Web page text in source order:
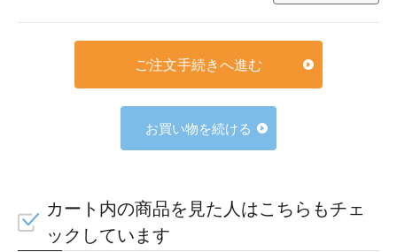
ご注文手続きへ進む
お買い物を続ける
カート内の商品を見た人はこちらもチェ
ックしています